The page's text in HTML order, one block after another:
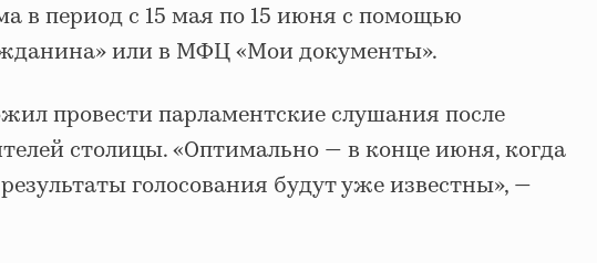
в период с 15 мая по 15 июня с помощью
или в МФЦ «Мои документы».
провести парламентские слушания после
столицы. «Оптимально — в конце июня, когда
голосования будут уже известны», —